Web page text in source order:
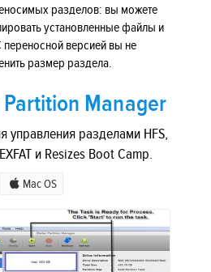
разделов: вы можете
установленные файлы и
переносной версией вы не
размер раздела.
Manager
управления разделами HFS,
и Resizes Boot Camp.
Mac OS